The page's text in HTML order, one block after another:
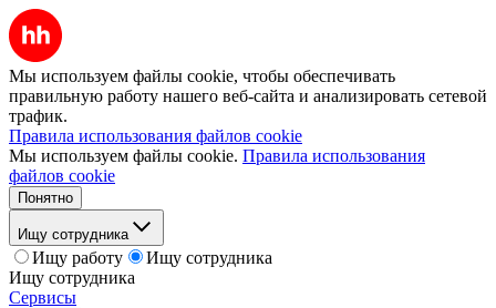
Мы используем файлы cookie, чтобы обеспечивать
правильную работу нашего веб-сайта и анализировать сетевой
трафик.
Правила использования файлов cookie
Мы используем файлы cookie. Правила использования
файлов cookie
Понятно
Ищу сотрудника
Ищу работу
Ищу сотрудника
Ищу сотрудника
Сервисы